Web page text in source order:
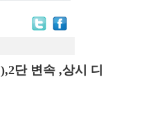
단 변속 ,상시 디